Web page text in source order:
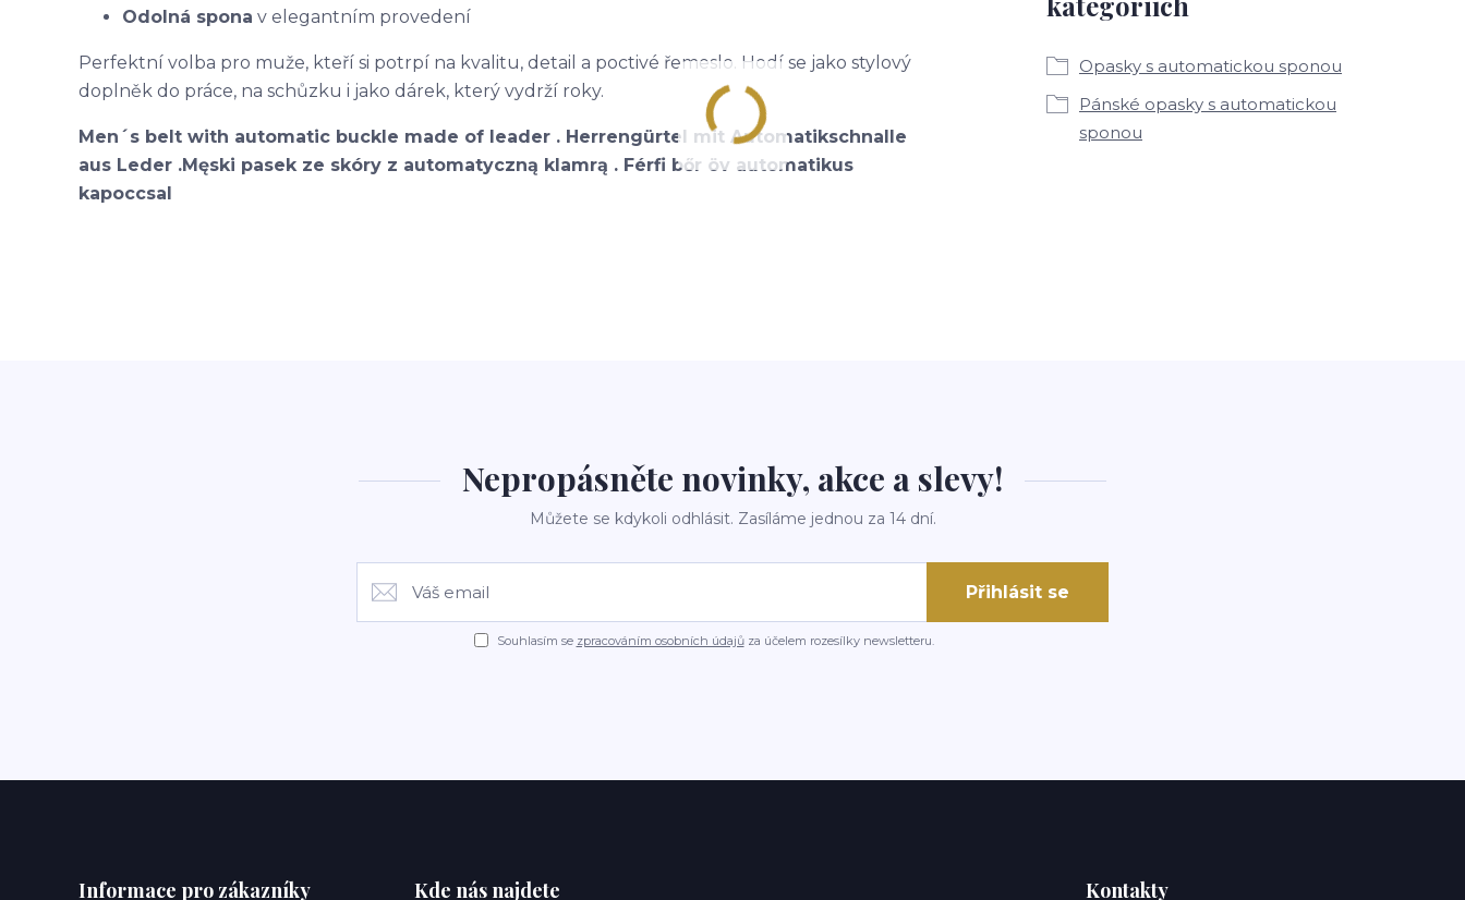
Odolná spona v elegantním provedení
Perfektní volba pro muže, kteří si potrpí na kvalitu, detail a poctivé řemeslo. Hodí se jako stylový
doplněk do práce, na schůzku i jako dárek, který vydrží roky.
Men´s belt with automatic buckle made of leader . Herrengürtel mit Automatikschnalle
aus Leder .Męski pasek ze skóry z automatyczną klamrą . Férfi bőr öv automatikus
kapoccsal
Opasky s automatickou sponou
Pánské opasky s automatickou
sponou
Nepropásněte novinky, akce a slevy!
Můžete se kdykoli odhlásit. Zasíláme jednou za 14 dní.
Přihlásit se
Souhlasím se zpracováním osobních údajůza účelem rozesílky newsletteru.
Informace pro zákazníky Kde nás najdete Kontakty